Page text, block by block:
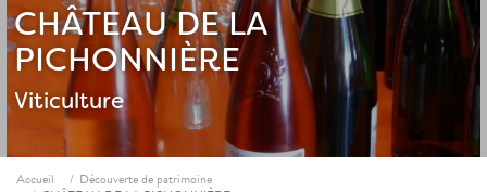
CHÂTEAU DE LA
PICHONNIÈRE
Viticulture
Fil d'ariane
Accueil
Découverte de patrimoine